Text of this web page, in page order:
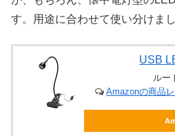
す。用途に合わせて使い分けまし
USB
ルー
Amazonの商品